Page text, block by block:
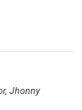
Jhonny